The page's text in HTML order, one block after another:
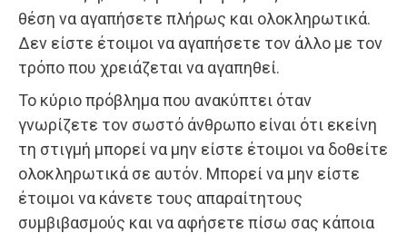
θέση να αγαπήσετε πλήρως και ολοκληρωτικά.
Δεν είστε έτοιμοι να αγαπήσετε τον άλλο με τον
τρόπο που χρειάζεται να αγαπηθεί.
Το κύριο πρόβλημα που ανακύπτει όταν
γνωρίζετε τον σωστό άνθρωπο είναι ότι εκείνη
τη στιγμή μπορεί να μην είστε έτοιμοι να δοθείτε
ολοκληρωτικά σε αυτόν. Μπορεί να μην είστε
έτοιμοι να κάνετε τους απαραίτητους
συμβιβασμούς και να αφήσετε πίσω σας κάποια